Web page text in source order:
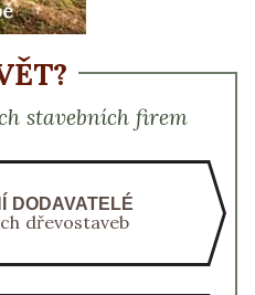
stavebních firem
DODAVATELÉ
dřevostaveb